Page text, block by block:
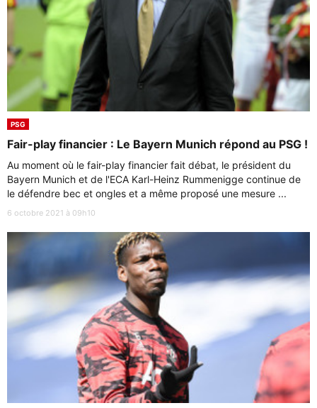
PSG
Fair-play financier : Le Bayern Munich répond au PSG !
Au moment où le fair-play financier fait débat, le président du
Bayern Munich et de l'ECA Karl-Heinz Rummenigge continue de
le défendre bec et ongles et a même proposé une mesure ...
6 octobre 2021 à 09h10